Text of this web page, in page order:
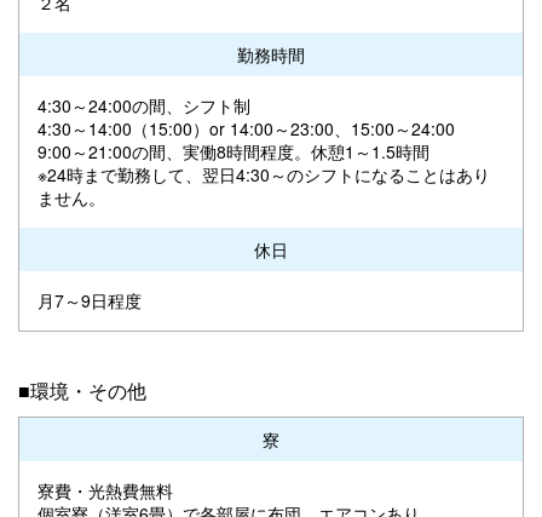
勤務時間
4:30～24:00の間、シフト制
4:30～14:00（15:00）or 14:00～23:00、15:00～24:00
9:00～21:00の間、実働8時間程度。休憩1～1.5時間
※24時まで勤務して、翌日4:30～のシフトになることはあり
ません。
休日
月7～9日程度
■環境・その他
寮
寮費・光熱費無料